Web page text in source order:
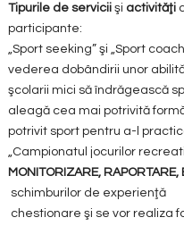
Tipurile de serviciişi activităţi
participante:
„Sport seeking” şi „Sport
vederea dobândirii unor
şcolarii mici să îndrăgească
aleagă cea mai potrivită
potrivit sport pentru a-l
„Campionatul jocurilor
MONITORIZARE, RAPORTARE,
schimburilor de experienţă
chestionare şi se vor realiza